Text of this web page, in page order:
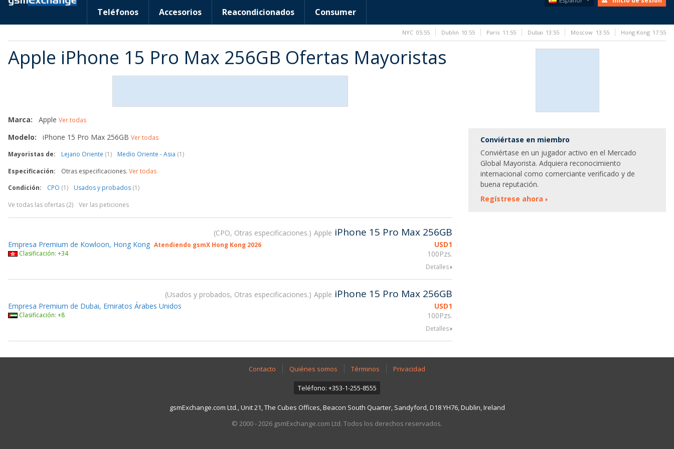
Teléfonos Accesorios Reacondicionados Consumer
Apple iPhone 15 Pro Max 256GB Ofertas Mayoristas
Marca: Apple Ver todas
Modelo: iPhone 15 Pro Max 256GB Ver todas
Mayoristas de:
Lejano Oriente (1) Medio Oriente - Asia (1)
Especificación:
Otras especificaciones. Ver todas
Condición:
CPO (1) Usados y probados (1)
Ve todas las ofertas (2)
Ver las peticiones
CPO, Otras especificaciones. Apple iPhone 15 Pro Max 256GB
USD1
100Pzs.
Empresa Premium de Kowloon, Hong Kong Atendiendo gsmX Hong Kong 2026
Clasificación: +34
Detalles
Usados y probados, Otras especificaciones. Apple iPhone 15 Pro Max 256GB
USD1
100Pzs.
Empresa Premium de Dubai, Emiratos Árabes Unidos
Clasificación: +8
Detalles
Conviértase en miembro
Conviértase en un jugador activo en el Mercado
Global Mayorista. Adquiera reconocimiento
internacional como comerciante verificado y de
buena reputación.
Regístrese ahora
Contacto Quiénes somos Términos Privacidad
Teléfono: +353-1-255-8555
gsmExchange.com Ltd., Unit 21, The Cubes Offices, Beacon South Quarter, Sandyford, D18 YH76, Dublin, Ireland
© 2000 - 2026 gsmExchange.com Ltd. Todos los derechos reservados.
NYC 05:55 Dublin 10:55 Paris 11:55 Dubai 13:55 Moscow 13:55 Hong Kong 17:55